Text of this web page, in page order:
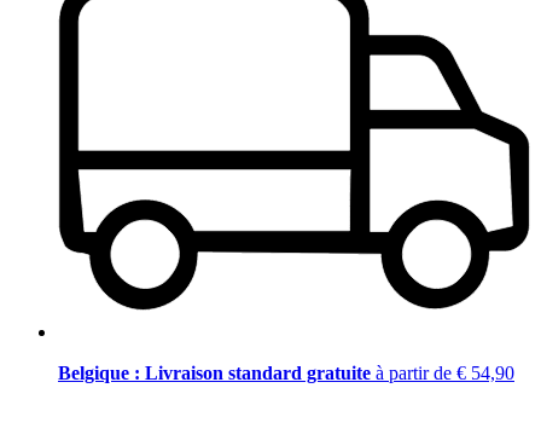
Belgique : Livraison standard gratuite à partir de € 54,90